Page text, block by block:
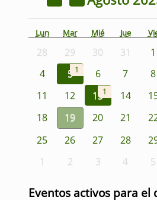
Lun Mar Mié Jue
28 29 30 31 1
4
5 1 6 7 8
11
12 131 14
18
19 20 21
25 26 27 28
1
2 3 4 5
Eventos activos para el